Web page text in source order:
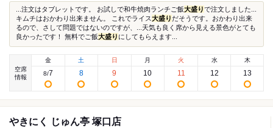
...注文はタブレットです。 お試しで和牛焼肉ランチご飯大盛りで注文しました...
キムチはおかわり出来ません。 これでライス大盛りだそうです。おかわり出来
るので、さして問題ではないのですが、...天気も良く席から見える景色がとても
良かったです！ 無料でご飯大盛り にしてもらえます...
空席
情報
金
8/7
土
8
日
9
月
10
火
11
水
12
木
13
やきにく じゅん亭 塚口店